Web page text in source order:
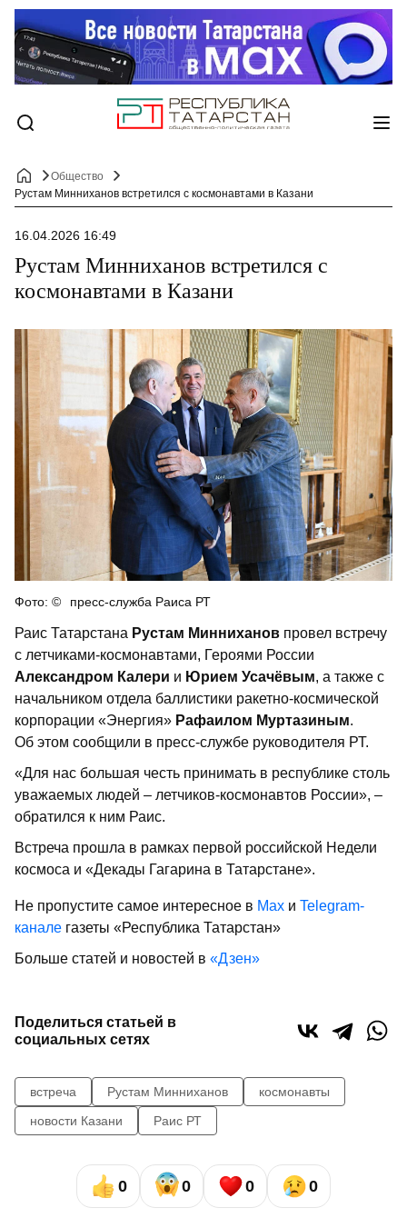
Общество
Рустам Минниханов встретился с космонавтами в Казани
16.04.2026 16:49
Рустам Минниханов встретился с
космонавтами в Казани
пресс-служба Раиса РТ
Раис Татарстана Рустам Минниханов провел встречу
с летчиками-космонавтами, Героями России
Александром Калери и Юрием Усачёвым, а также с
начальником отдела баллистики ракетно-космической
корпорации «Энергия» Рафаилом Муртазиным.
Об этом сообщили в пресс-службе руководителя РТ.
«Для нас большая честь принимать в республике столь
уважаемых людей – летчиков-космонавтов России», –
обратился к ним Раис.
Встреча прошла в рамках первой российской Недели
космоса и «Декады Гагарина в Татарстане».
Не пропустите самое интересное в Max и Telegram-
канале газеты «Республика Татарстан»
Больше статей и новостей в «Дзен»
Поделиться статьей в
социальных сетях
встреча Рустам Минниханов
космонавты
новости Казани
Раис РТ
0 0 0 0